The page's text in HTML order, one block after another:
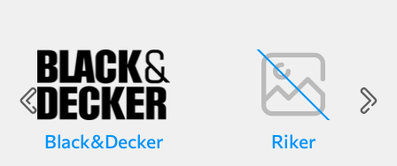
Black&Decker Riker